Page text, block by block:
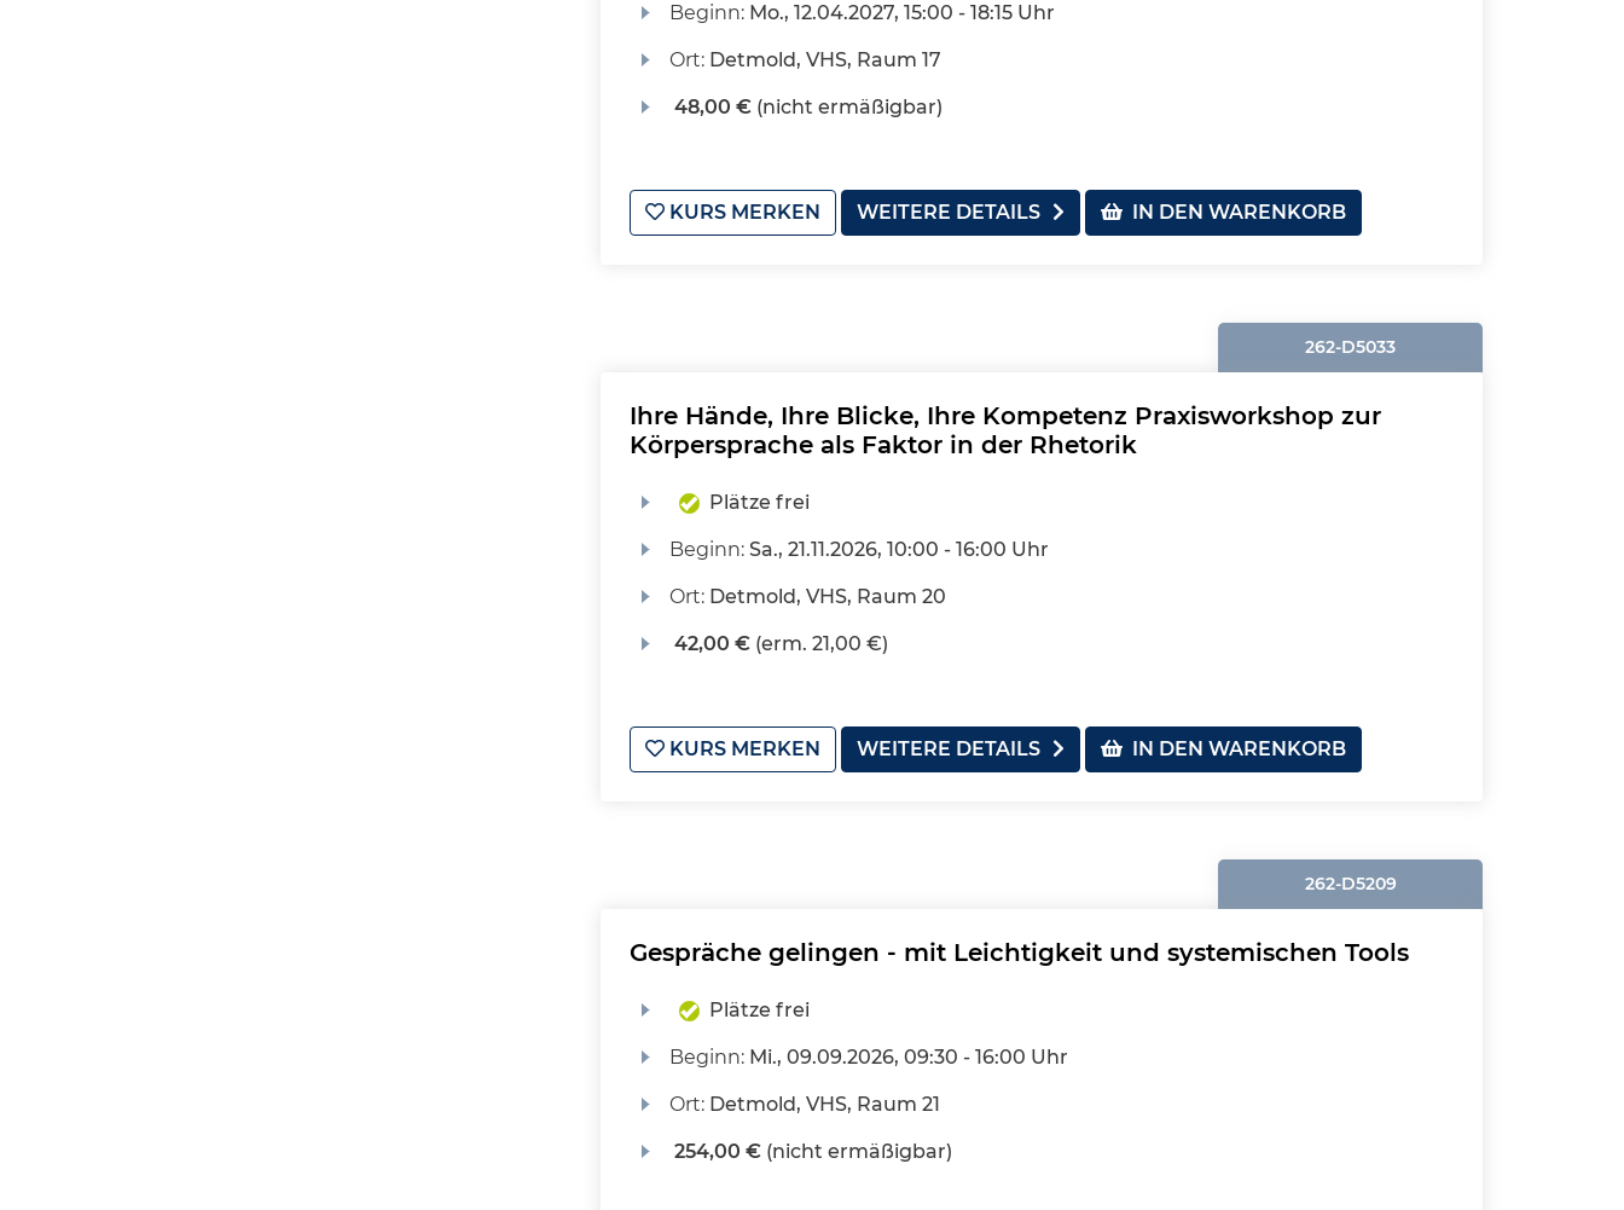
Beginn: Mo., 12.04.2027, 15:00 - 18:15 Uhr
Ort: Detmold, VHS, Raum 17
48,00 €(nicht ermäßigbar)
KURS MERKEN WEITERE DETAILS IN DEN WARENKORB
262-D5033
Ihre Hände, Ihre Blicke, Ihre Kompetenz Praxisworkshop zur
Körpersprache als Faktor in der Rhetorik
Plätze frei
Beginn: Sa., 21.11.2026, 10:00 - 16:00 Uhr
Ort: Detmold, VHS, Raum 20
42,00 €(erm. 21,00 €)
KURS MERKEN WEITERE DETAILS IN DEN WARENKORB
262-D5209
Gespräche gelingen - mit Leichtigkeit und systemischen Tools
Plätze frei
Beginn: Mi., 09.09.2026, 09:30 - 16:00 Uhr
Ort: Detmold, VHS, Raum 21
254,00 €(nicht ermäßigbar)